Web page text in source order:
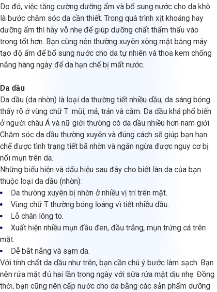
Do đó, việc tăng cường dưỡng ẩm và bổ sung nước cho da khô
là bước chăm sóc da cần thiết. Trong quá trình xịt khoáng hay
dưỡng ẩm thì hãy vỗ nhẹ để giúp dưỡng chất thẩm thấu vào
trong tốt hơn. Bạn cũng nên thường xuyên xông mặt bằng máy
tạo độ ẩm để bổ sung nước cho da tự nhiên và thoa kem chống
nắng hàng ngày để da hạn chế bị mất nước.
Da dầu
Da dầu (da nhờn) là loại da thường tiết nhiều dầu, da sáng bóng
thấy rõ ở vùng chữ T: mũi, má, trán và cằm. Da dầu khá phổ biến
ở người châu Á và nữ giới thường có da dầu nhiều hơn nam giới.
Chăm sóc da dầu thường xuyên và đúng cách sẽ giúp bạn hạn
chế được tình trạng tiết bã nhờn và ngăn ngừa được nguy cơ bị
nổi mụn trên da.
Những biểu hiện và dấu hiệu sau đây cho biết làn da của bạn
thuộc loại da dầu (nhờn):
Da thường xuyên bị nhờn ở nhiều vị trí trên mặt.
Vùng chữ T thường bóng loáng vì tiết nhiều dầu.
Lỗ chân lông to.
Xuất hiện nhiều mụn đầu đen, đầu trắng, mụn trứng cá trên
mặt.
Dễ bắt nắng và sạm da.
Với tính chất da dầu như trên, bạn cần chú ý bước làm sạch. Bạn
nên rửa mặt đủ hai lần trong ngày với sữa rửa mặt dịu nhẹ. Đồng
thời, bạn cũng nên cấp nước cho da bằng các sản phẩm dưỡng